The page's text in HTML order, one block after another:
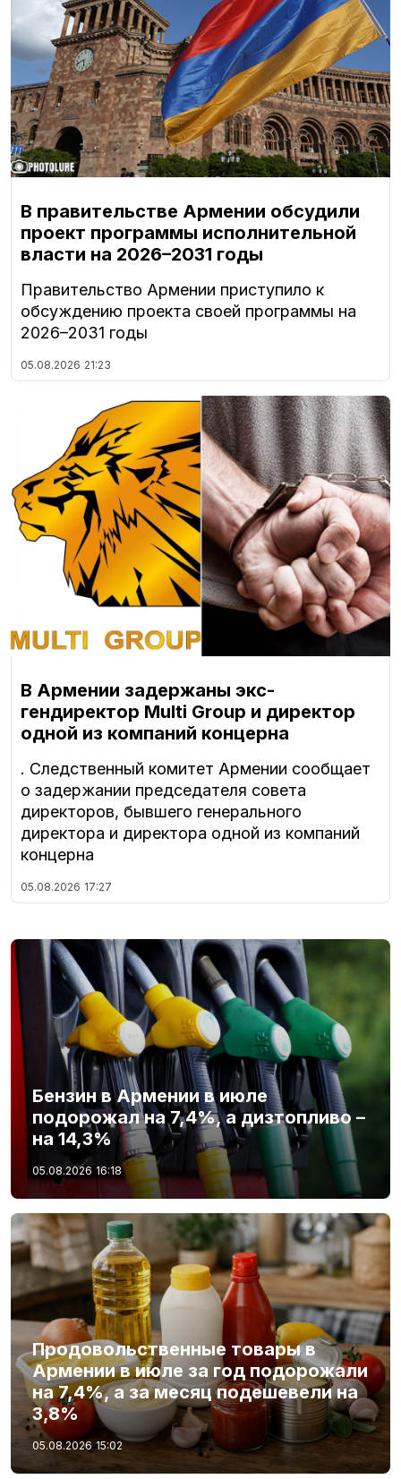
В правительстве Армении обсудили
проект программы исполнительной
власти на 2026–2031 годы
Правительство Армении приступило к
обсуждению проекта своей программы на
2026–2031 годы
05.08.2026 21:23
В Армении задержаны экс-
гендиректор Multi Group и директор
одной из компаний концерна
. Следственный комитет Армении сообщает
о задержании председателя совета
директоров, бывшего генерального
директора и директора одной из компаний
концерна
05.08.2026 17:27
Бензин в Армении в июле
подорожал на 7,4%, а дизтопливо –
на 14,3%
05.08.2026 16:18
Продовольственные товары в
Армении в июле за год подорожали
на 7,4%, а за месяц подешевели на
3,8%
05.08.2026 15:02